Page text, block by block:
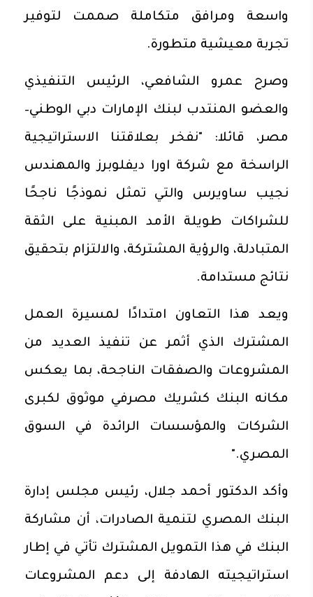
واسعة ومرافق متكاملة صممت لتوفير
تجربة معيشية متطورة.
وصرح عمرو الشافعي، الرئيس التنفيذي
والعضو المنتدب لبنك الإمارات دبي الوطني–
مصر، قائلا: "نفخر بعلاقتنا الاستراتيجية
الراسخة مع شركة اورا ديفلوبرز والمهندس
نجيب ساويرس والتي تمثل نموذجًا ناجحًا
للشراكات طويلة الأمد المبنية على الثقة
المتبادلة، والرؤية المشتركة، والالتزام بتحقيق
نتائج مستدامة.
ويعد هذا التعاون امتدادًا لمسيرة العمل
المشترك الذي أثمر عن تنفيذ العديد من
المشروعات والصفقات الناجحة، بما يعكس
مكانه البنك كشريك مصرفي موثوق لكبرى
الشركات والمؤسسات الرائدة في السوق
المصري."
وأكد الدكتور أحمد جلال، رئيس مجلس إدارة
البنك المصري لتنمية الصادرات، أن مشاركة
البنك في هذا التمويل المشترك تأتي في إطار
استراتيجيته الهادفة إلى دعم المشروعات